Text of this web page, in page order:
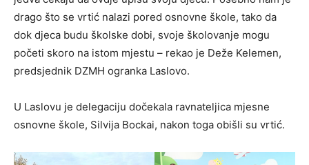
drago što se vrtić nalazi pored osnovne škole, tako da
dok djeca budu školske dobi, svoje školovanje mogu
početi skoro na istom mjestu – rekao je Deže Kelemen,
predsjednik DZMH ogranka Laslovo.
U Laslovu je delegaciju dočekala ravnateljica mjesne
osnovne škole, Silvija Bockai, nakon toga obišli su vrtić.